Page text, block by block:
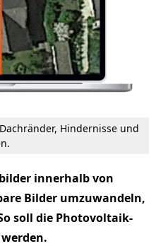
Hindernisse und
innerhalb von
Bilder umzuwandeln,
soll die Photovoltaik-